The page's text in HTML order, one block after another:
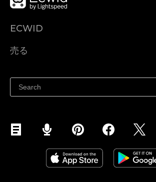
ECWID
ヘルプセンター
売る
Facebookで販売する